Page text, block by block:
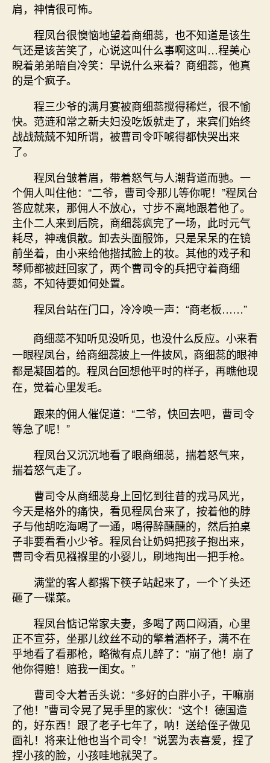
肩，神情很可怖。
程凤台很懊恼地望着商细蕊，也不知道是该生
气还是该苦笑了，心说这叫什么事啊这叫…程美心
睨着弟弟暗自冷笑：早说什么来着？商细蕊，他真
的是个疯子。
程三少爷的满月宴被商细蕊搅得稀烂，很不愉
快。范涟和常之新夫妇没吃饭就走了，来宾们始终
战战兢兢不知所谓，被曹司令吓唬得都快哭出来
了。
程凤台皱着眉，带着怒气与人潮背道而驰。一
个佣人叫住他：“二爷，曹司令那儿等你呢！”程凤台
答应就来，那佣人不放心，寸步不离地跟着他了。
主仆二人来到后院，商细蕊疯完了一场，此时元气
耗尽，神魂俱散。卸去头面服饰，只是呆呆的在镜
前坐着，由小来给他揩拭脸上的妆。其他的戏子和
琴师都被赶回家了，两个曹司令的兵把守着商细
蕊，不知待要如何处置。
程凤台站在门口，冷冷唤一声：“商老板……”
商细蕊不知听见没听见，也没什么反应。小来看
一眼程凤台，给商细蕊披上一件披风，商细蕊的眼神
都是凝固着的。程凤台回想他平时的样子，再瞧他现
在，觉着心里发毛。
跟来的佣人催促道：“二爷，快回去吧，曹司令
等急了呢！”
程凤台又沉沉地看了眼商细蕊，揣着怒气来，
揣着怒气走了。
曹司令从商细蕊身上回忆到往昔的戎马风光，
今天是格外的痛快，看见程凤台来了，按着他的脖
子与他胡吃海喝了一通，喝得醉醺醺的，然后拍桌
子非要看看小少爷。程凤台让奶妈把孩子抱出来，
曹司令看见襁褓里的小婴儿，刷地掏出一把手枪。
满堂的客人都撂下筷子站起来了，一个丫头还
砸了一碟菜。
程凤台惦记常家夫妻，多喝了两口闷酒，心里
正不宣芬，坐那儿纹丝不动的擎着酒杯子，满不在
乎地看了看那枪，略微有点儿醉了：“崩了他！崩了
他你得赔！赔我一闺女。”
曹司令大着舌头说：“多好的白胖小子，干嘛崩
了他！”曹司令晃了晃手里的家伙：“这个！德国造
的，好东西！跟了老子七年了，呐！送给侄子做见
面礼！将来让他也当个司令！”说罢为表喜爱，捏了
捏小孩的脸，小孩哇地就哭了。